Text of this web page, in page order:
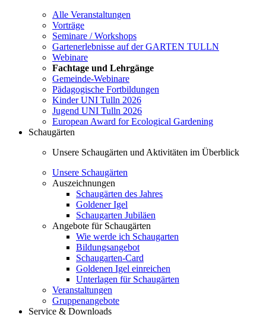
Alle Veranstaltungen
Vorträge
Seminare / Workshops
Gartenerlebnisse auf der GARTEN TULLN
Webinare
Fachtage und Lehrgänge
Gemeinde-Webinare
Pädagogische Fortbildungen
Kinder UNI Tulln 2026
Jugend UNI Tulln 2026
European Award for Ecological Gardening
Schaugärten
Unsere Schaugärten und Aktivitäten im Überblick
Unsere Schaugärten
Auszeichnungen
Schaugärten des Jahres
Goldener Igel
Schaugarten Jubiläen
Angebote für Schaugärten
Wie werde ich Schaugarten
Bildungsangebot
Schaugarten-Card
Goldenen Igel einreichen
Unterlagen für Schaugärten
Veranstaltungen
Gruppenangebote
Service & Downloads